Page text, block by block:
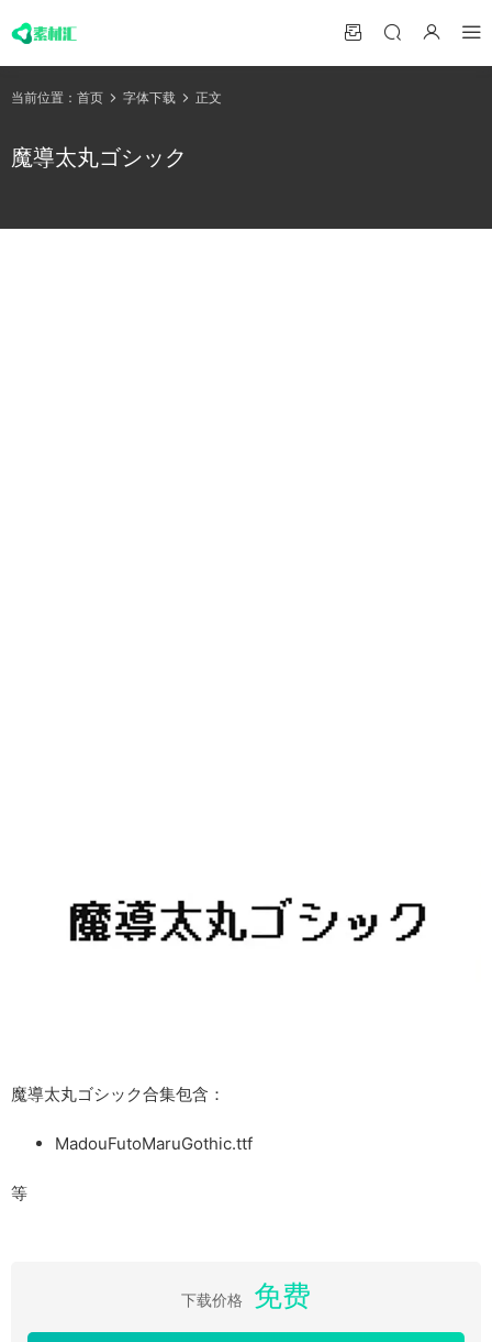
当前位置： 首页 字体下载 正文
魔導太丸ゴシック
魔導太丸ゴシック合集包含：
MadouFutoMaruGothic.ttf
等
下载价格 免费